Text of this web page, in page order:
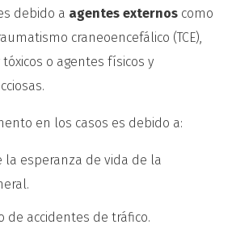
debido a agentes externos como
craneoencefálico (TCE),
o agentes físicos y
en los casos es debido a:
la esperanza de vida de la
de accidentes de tráfico.